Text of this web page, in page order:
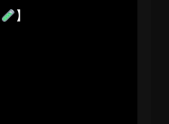
】